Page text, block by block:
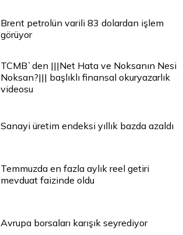
Brent petrolün varili 83 dolardan işlem
görüyor
TCMB`den |||Net Hata ve Noksanın Nesi
Noksan?||| başlıklı finansal okuryazarlık
videosu
Sanayi üretim endeksi yıllık bazda azaldı
Temmuzda en fazla aylık reel getiri
mevduat faizinde oldu
Avrupa borsaları karışık seyrediyor